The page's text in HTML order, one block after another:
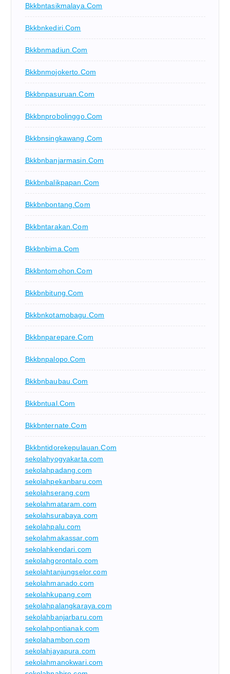
Bkkbntasikmalaya.com
Bkkbnkediri.com
Bkkbnmadiun.com
Bkkbnmojokerto.com
Bkkbnpasuruan.com
Bkkbnprobolinggo.com
Bkkbnsingkawang.com
Bkkbnbanjarmasin.com
Bkkbnbalikpapan.com
Bkkbnbontang.com
Bkkbntarakan.com
Bkkbnbima.com
Bkkbntomohon.com
Bkkbnbitung.com
Bkkbnkotamobagu.com
Bkkbnparepare.com
Bkkbnpalopo.com
Bkkbnbaubau.com
Bkkbntual.com
Bkkbnternate.com
Bkkbntidorekepulauan.com
sekolahyogyakarta.com
sekolahpadang.com
sekolahpekanbaru.com
sekolahserang.com
sekolahmataram.com
sekolahsurabaya.com
sekolahpalu.com
sekolahmakassar.com
sekolahkendari.com
sekolahgorontalo.com
sekolahtanjungselor.com
sekolahmanado.com
sekolahkupang.com
sekolahpalangkaraya.com
sekolahbanjarbaru.com
sekolahpontianak.com
sekolahambon.com
sekolahjayapura.com
sekolahmanokwari.com